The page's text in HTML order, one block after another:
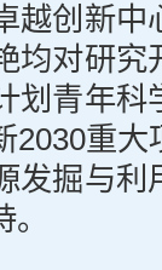
越创新中
均对研究
划青年科
2030重
发掘与利